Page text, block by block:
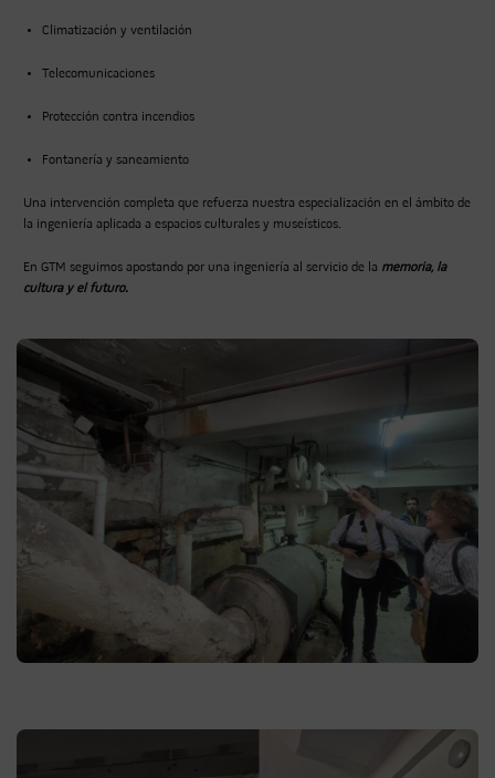
Climatización y ventilación
Telecomunicaciones
Protección contra incendios
Fontanería y saneamiento
Una intervención completa que refuerza nuestra especialización en el ámbito de
la ingeniería aplicada a espacios culturales y museísticos.
En GTM seguimos apostando por una ingeniería al servicio de la memoria, la
cultura y el futuro.